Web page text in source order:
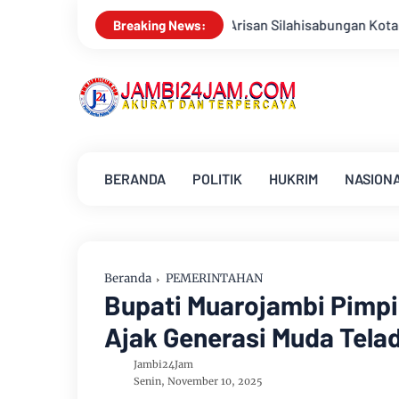
Breaking News:
Silahisabungan Kota Jambi Sambut HUT Kemerdekaan RI
BERANDA POLITIK HUKRIM
Beranda PEMERINTAHAN
Bupati Muarojambi
Ajak Generasi Muda
Jambi24Jam
Senin, November 10, 2025